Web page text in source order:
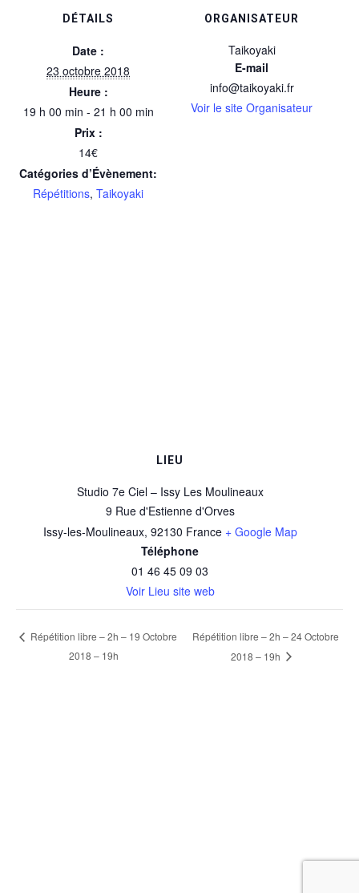
DÉTAILS
Date :
23 octobre 2018
Heure :
19 h 00 min - 21 h 00 min
Prix :
14€
Catégories d’Évènement:
Répétitions, Taikoyaki
ORGANISATEUR
Taikoyaki
E-mail
info@taikoyaki.fr
Voir le site Organisateur
LIEU
Studio 7e Ciel – Issy Les Moulineaux
9 Rue d'Estienne d'Orves
Issy-les-Moulineaux, 92130 France + Google Map
Téléphone
01 46 45 09 03
Voir Lieu site web
Répétition libre – 2h – 19 Octobre
2018 – 19h
Répétition libre – 2h – 24 Octobre
2018 – 19h